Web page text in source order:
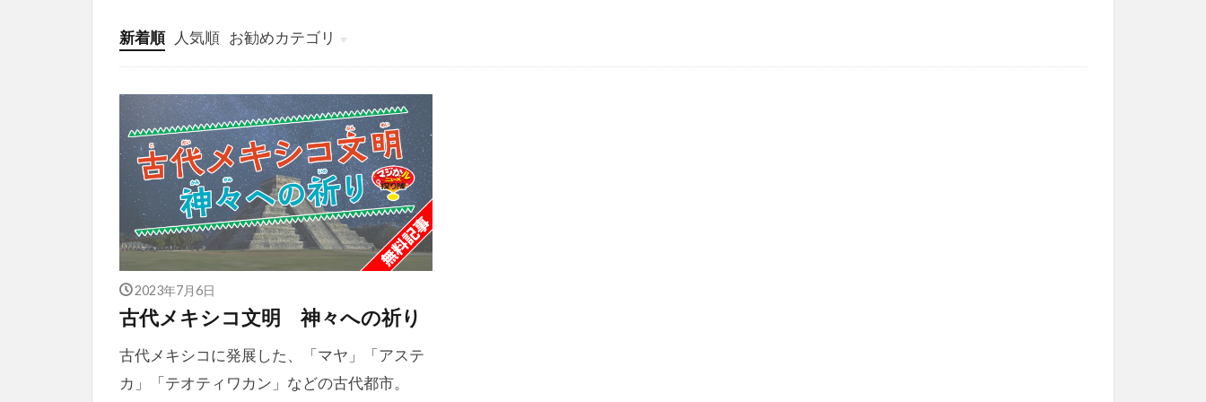
新着順 人気順 お勧めカテゴリ
投稿
学び
マンガ
電子書籍
2023年7月6日
古代メキシコ文明 神々への祈り
古代メキシコに発展した、「マヤ」「アステ
カ」「テオティワカン」などの古代都市。